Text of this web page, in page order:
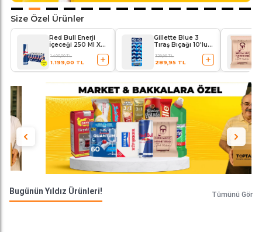
Size Özel Ürünler
Red Bull Enerji
İçeceği 250 Ml X
1.400,00 TL
1.199,00 TL
Gillette Blue 3
Tıraş Bıçağı 10'lu
Plus
329,95 TL
289,95 TL
Bugünün Yıldız Ürünleri! Tümünü Gör